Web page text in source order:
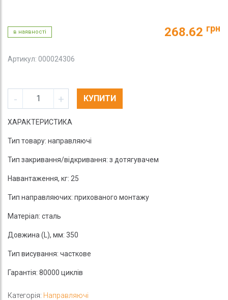
в наявності 268.62 грн
Артикул: 000024306
- + КУПИТИ
ХАРАКТЕРИСТИКА
Тип товару: направляючі
Тип закривання/відкривання: з дотягувачем
Навантаження, кг: 25
Тип направляючих: прихованого монтажу
Матеріал: сталь
Довжина (L), мм: 350
Тип висування: часткове
Гарантія: 80000 циклів
Категорія: Направляючі